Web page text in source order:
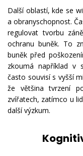
Další oblastí, kde se
a obranyschopnost.
regulovat tvorbu
ochranu buněk. To
buněk před
zkoumá například v
často souvisí s vyšší
že většina tvrzení
zvířatech, zatímco u
další výzkum.